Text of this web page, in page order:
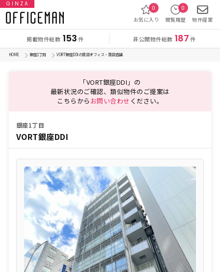
GINZA
掲載物件総数 153件 非公開物件総数 187 件
お気に入り
0
閲覧履歴
0
物件提案
HOME 銀座1丁目 VORT銀座DDIの賃貸オフィス・賃貸店舗
「VORT銀座DDI」の
最新状況のご確認、類似物件のご提案は
こちらから お問い合わせ ください。
銀座1丁目
VORT銀座DDI